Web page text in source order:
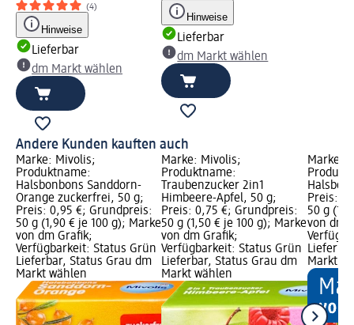
(4)
Hinweise
Lieferbar
dm Markt wählen
Hinweise
Lieferbar
dm Markt wählen
Andere Kunden kauften auch
Marke: Mivolis;
Produktname:
Halsbonbons Sanddorn-
Orange zuckerfrei, 50 g;
Preis: 0,95 €; Grundpreis:
50 g (1,90 € je 100 g); Marke
von dm Grafik;
Verfügbarkeit: Status Grün
Lieferbar, Status Grau dm
Markt wählen
Marke: Mivolis;
Produktname:
Traubenzucker 2in1
Himbeere-Apfel, 50 g;
Preis: 0,75 €; Grundpreis:
50 g (1,50 € je 100 g); Marke
von dm Grafik;
Verfügbarkeit: Status Grün
Lieferbar, Status Grau dm
Markt wählen
Marke:
Preis:
50 g
von dm
Markt